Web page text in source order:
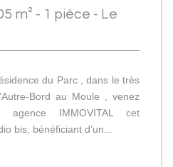
m² - 1 pièce - Le
du Parc , dans le très
Bord au Moule , venez
agence IMMOVITAL cet
bis, bénéficiant d’un...